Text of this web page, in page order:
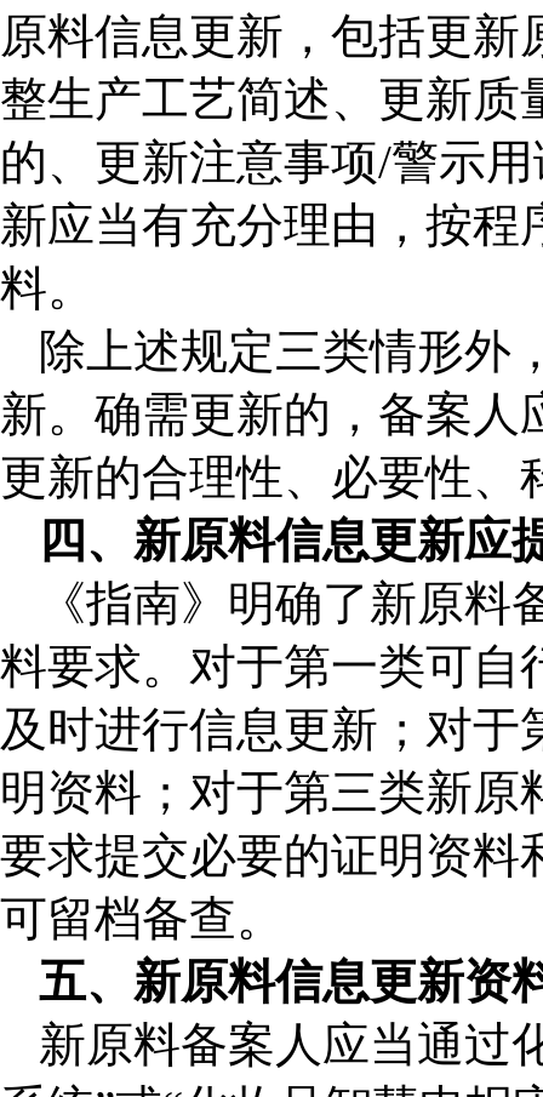
原料信息更新，包括更
整生产工艺简述、更新质
的、更新注意事项/警示
新应当有充分理由，按
料。
除上述规定三类情形外
新。确需更新的，备案
更新的合理性、必要性、
四、新原料信息更新应
《指南》明确了新原
料要求。对于第一类可自
及时进行信息更新；对
明资料；对于第三类新
要求提交必要的证明资料
可留档备查。
五、新原料信息更新资
新原料备案人应当通过